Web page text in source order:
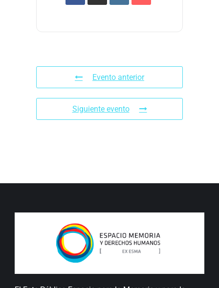
Evento anterior
Siguiente evento